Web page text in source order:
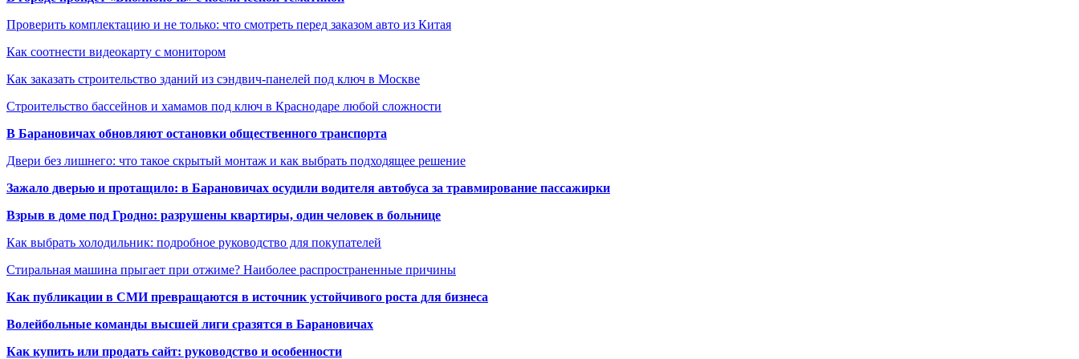
Проверить комплектацию и не только: что смотреть перед заказом авто из Китая
Как соотнести видеокарту с монитором
Как заказать строительство зданий из сэндвич-панелей под ключ в Москве
Строительство бассейнов и хамамов под ключ в Краснодаре любой сложности
В Барановичах обновляют остановки общественного транспорта
Двери без лишнего: что такое скрытый монтаж и как выбрать подходящее решение
Зажало дверью и протащило: в Барановичах осудили водителя автобуса за травмирование пассажирки
Взрыв в доме под Гродно: разрушены квартиры, один человек в больнице
Как выбрать холодильник: подробное руководство для покупателей
Стиральная машина прыгает при отжиме? Наиболее распространенные причины
Как публикации в СМИ превращаются в источник устойчивого роста для бизнеса
Волейбольные команды высшей лиги сразятся в Барановичах
Как купить или продать сайт: руководство и особенности